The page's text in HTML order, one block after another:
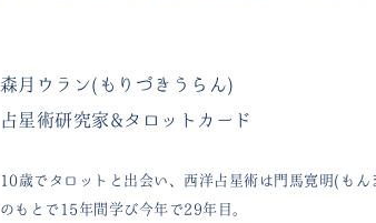
森月ウラン(もりづきうらん)
占星術研究家&タロットカード
10歳でタロットと出会い、西洋占星術は門馬寛明(もん
のもとで15年間学び今年で29年目。